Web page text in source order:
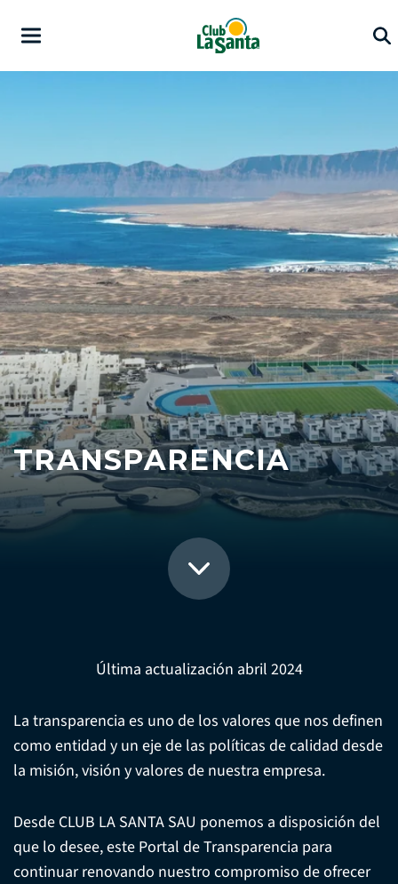
TRANSPARENCIA
Última actualización abril 2024
La transparencia es uno de los valores que nos definen
como entidad y un eje de las políticas de calidad desde
la misión, visión y valores de nuestra empresa.
Desde CLUB LA SANTA SAU ponemos a disposición del
que lo desee, este Portal de Transparencia para
continuar renovando nuestro compromiso de ofrecer